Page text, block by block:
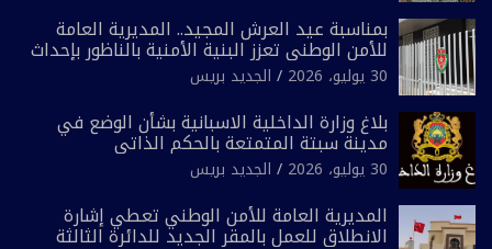
بمناسبة عيد العرش المجيد.. المديرية العامة
للأمن الوطني تعزز البنية الأمنية بالناظور بإحداث
فرقتين جديدتين
30 يوليو، 2026 الجديد بريس
بلاغ وزارة الداخلية الاسبانية بشأن الوضع في
مدينة سبتة المتمتعة بالحكم الذاتي
30 يوليو، 2026 الجديد بريس
المديرية العامة للأمن الوطني تعطي إشارة
الانطلاق للعمل بالمقر الجديد للدائرة الثالثة